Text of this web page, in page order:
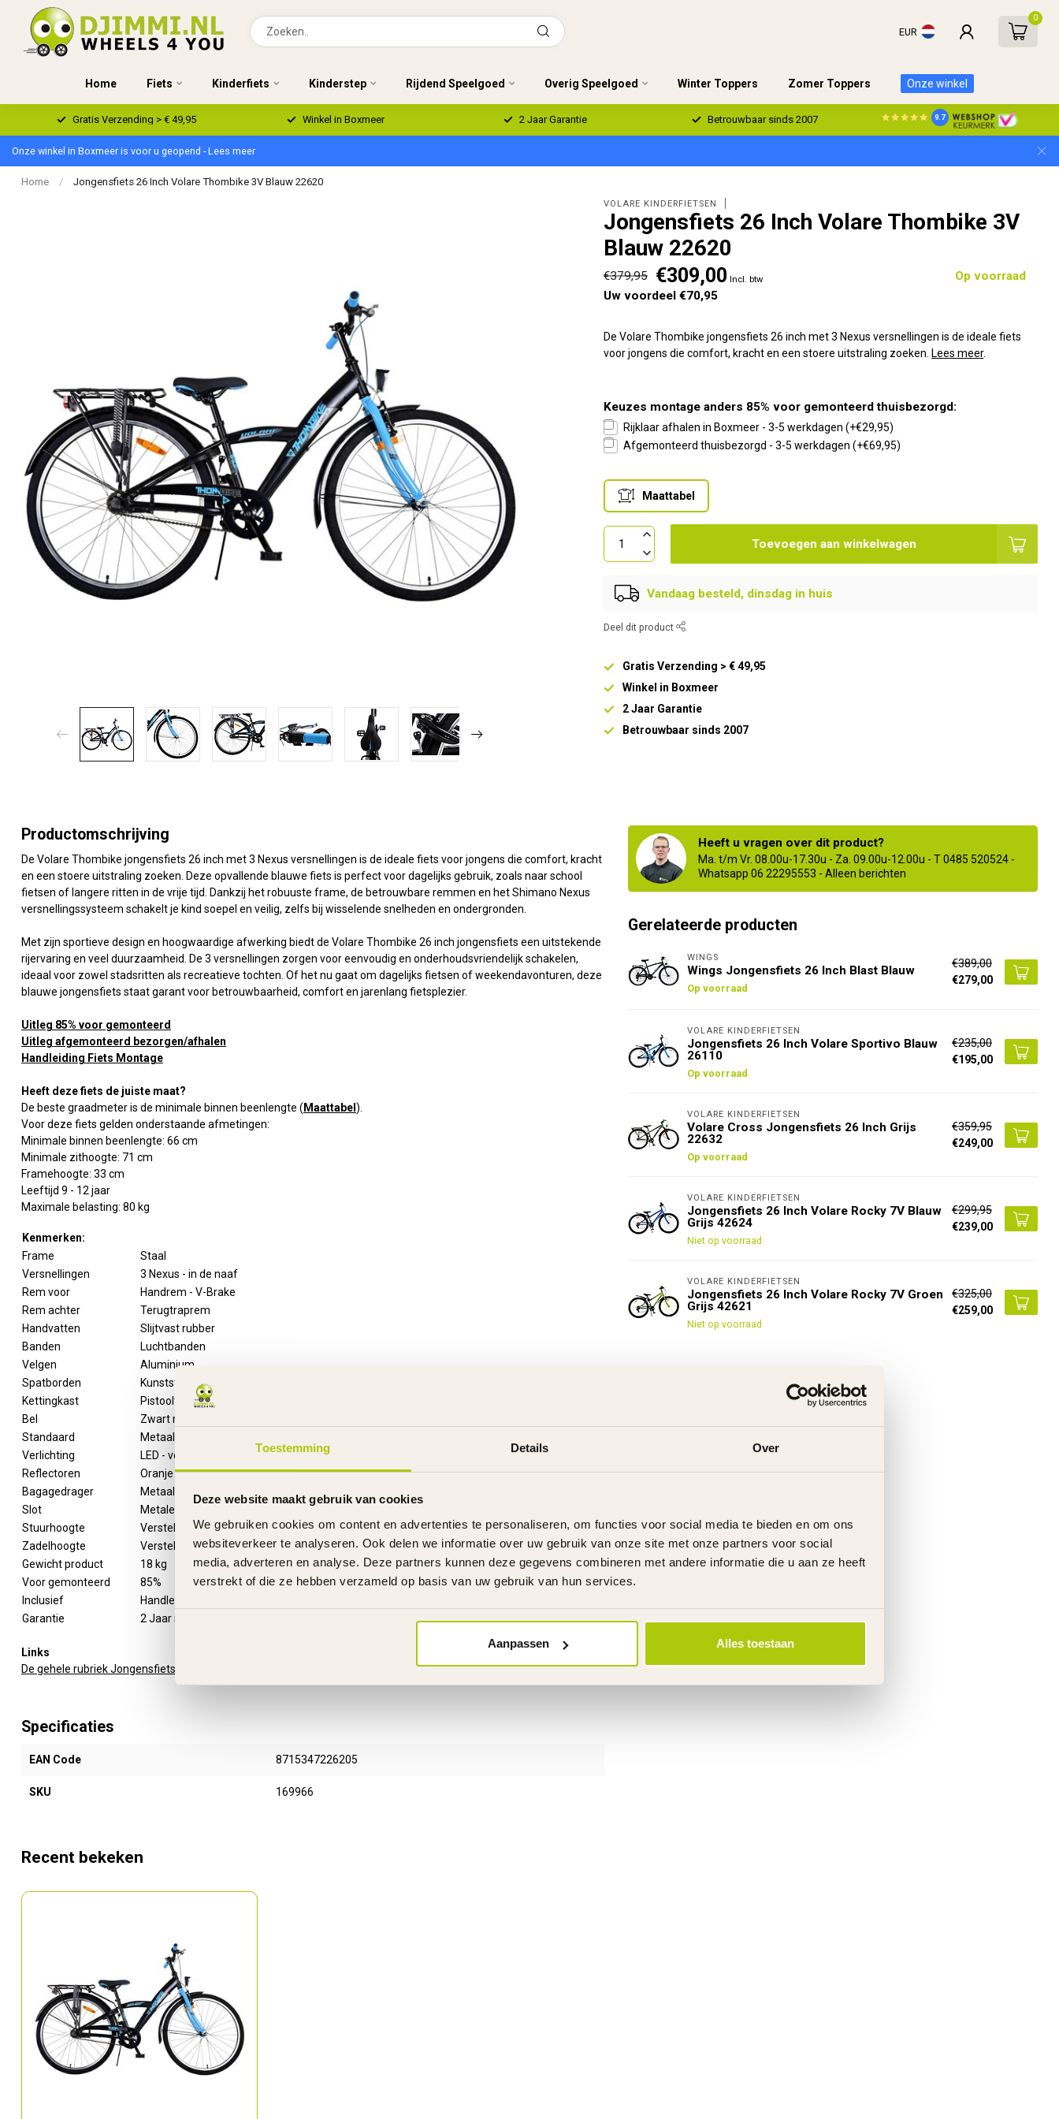
Toestemming Details Over
Deze website maakt gebruik van cookies
We gebruiken cookies om content en advertenties te personaliseren, om functies voor social media te bieden en om ons
websiteverkeer te analyseren. Ook delen we informatie over uw gebruik van onze site met onze partners voor social
media, adverteren en analyse. Deze partners kunnen deze gegevens combineren met andere informatie die u aan ze heeft
verstrekt of die ze hebben verzameld op basis van uw gebruik van hun services.
Aanpassen Alles toestaan
EUR
0
Home Fiets Kinderfiets Kinderstep Rijdend Speelgoed Overig Speelgoed Winter Toppers Zomer Toppers Onze winkel
Gratis Verzending > € 49,95 Winkel in Boxmeer 2 Jaar Garantie Betrouwbaar sinds 2007 9.7
Onze winkel in Boxmeer is voor u geopend - Lees meer
Home / Jongensfiets 26 Inch Volare Thombike 3V Blauw 22620
VOLARE KINDERFIETSEN
Jongensfiets 26 Inch Volare Thombike 3V
Blauw 22620
€379,95 €309,00 Incl. btw
Op voorraad
Uw voordeel €70,95
De Volare Thombike jongensfiets 26 inch met 3 Nexus versnellingen is de ideale fiets
voor jongens die comfort, kracht en een stoere uitstraling zoeken. Lees meer.
Keuzes montage anders 85% voor gemonteerd thuisbezorgd:
Rijklaar afhalen in Boxmeer - 3-5 werkdagen (+€29,95)
Afgemonteerd thuisbezorgd - 3-5 werkdagen (+€69,95)
Maattabel
Toevoegen aan winkelwagen
Vandaag besteld, dinsdag in huis
Deel dit product
Gratis Verzending > € 49,95
Winkel in Boxmeer
2 Jaar Garantie
Betrouwbaar sinds 2007
Productomschrijving
De Volare Thombike jongensfiets 26 inch met 3 Nexus versnellingen is de ideale fiets voor jongens die comfort, kracht
en een stoere uitstraling zoeken. Deze opvallende blauwe fiets is perfect voor dagelijks gebruik, zoals naar school
fietsen of langere ritten in de vrije tijd. Dankzij het robuuste frame, de betrouwbare remmen en het Shimano Nexus
versnellingssysteem schakelt je kind soepel en veilig, zelfs bij wisselende snelheden en ondergronden.
Met zijn sportieve design en hoogwaardige afwerking biedt de Volare Thombike 26 inch jongensfiets een uitstekende
rijervaring en veel duurzaamheid. De 3 versnellingen zorgen voor eenvoudig en onderhoudsvriendelijk schakelen,
ideaal voor zowel stadsritten als recreatieve tochten. Of het nu gaat om dagelijks fietsen of weekendavonturen, deze
blauwe jongensfiets staat garant voor betrouwbaarheid, comfort en jarenlang fietsplezier.
Uitleg 85% voor gemonteerd
Uitleg afgemonteerd bezorgen/afhalen
Handleiding Fiets Montage
Heeft deze fiets de juiste maat?
De beste graadmeter is de minimale binnen beenlengte ( Maattabel ).
Voor deze fiets gelden onderstaande afmetingen:
Minimale binnen beenlengte: 66 cm
Minimale zithoogte: 71 cm
Framehoogte: 33 cm
Leeftijd 9 - 12 jaar
Maximale belasting: 80 kg
Kenmerken:
Frame
Staal
Versnellingen
3 Nexus - in de naaf
Rem voor
Handrem - V-Brake
Rem achter
Terugtraprem
Handvatten
Slijtvast rubber
Banden
Luchtbanden
Velgen
Aluminium
Spatborden
Kunststof
Kettingkast
Pistooltype met opdruk
Bel
Zwart metaal
Standaard
Metaal
Verlichting
LED - voor en achter
Reflectoren
Oranje in beide wielen
Bagagedrager
Metaal - achter met snelbinder
Slot
Metalen ringslot met 2 sleutels
Stuurhoogte
Verstelbaar
Zadelhoogte
Verstelbaar
Gewicht product
18 kg
Voor gemonteerd
85%
Inclusief
Handleiding
Garantie
2 Jaar m.u.v. slijtageonderdelen
Links
De gehele rubriek Jongensfiets 26 Inch
Specificaties
EAN Code 8715347226205
SKU 169966
Heeft u vragen over dit product?
Ma. t/m Vr. 08.00u-17.30u - Za. 09.00u-12.00u - T 0485 520524 -
Whatsapp 06 22295553 - Alleen berichten
Gerelateerde producten
WINGS
Wings Jongensfiets 26 Inch Blast Blauw
Op voorraad
€389,00
€279,00
VOLARE KINDERFIETSEN
Jongensfiets 26 Inch Volare Sportivo Blauw
26110
Op voorraad
€235,00
€195,00
VOLARE KINDERFIETSEN
Volare Cross Jongensfiets 26 Inch Grijs
22632
Op voorraad
€359,95
€249,00
VOLARE KINDERFIETSEN
Jongensfiets 26 Inch Volare Rocky 7V Blauw
Grijs 42624
Niet op voorraad
€299,95
€239,00
VOLARE KINDERFIETSEN
Jongensfiets 26 Inch Volare Rocky 7V Groen
Grijs 42621
Niet op voorraad
€325,00
€259,00
Recent bekeken